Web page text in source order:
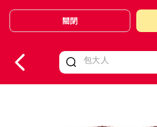
Valid Until 30 June 2026
關閉